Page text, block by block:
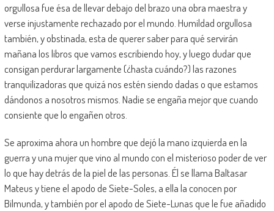
orgullosa fue ésa de llevar debajo del brazo una obra maestra y
verse injustamente rechazado por el mundo. Humildad orgullosa
también, y obstinada, esta de querer saber para qué servirán
mañana los libros que vamos escribiendo hoy, y luego dudar que
consigan perdurar largamente (¿hasta cuándo?) las razones
tranquilizadoras que quizá nos estén siendo dadas o que estamos
dándonos a nosotros mismos. Nadie se engaña mejor que cuando
consiente que lo engañen otros.
Se aproxima ahora un hombre que dejó la mano izquierda en la
guerra y una mujer que vino al mundo con el misterioso poder de ver
lo que hay detrás de la piel de las personas. Él se llama Baltasar
Mateus y tiene el apodo de Siete-Soles, a ella la conocen por
Bilmunda, y también por el apodo de Siete-Lunas que le fue añadido